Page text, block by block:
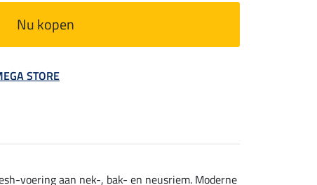
Nu kopen
STORE
voering aan nek-, bak- en neusriem. Moderne